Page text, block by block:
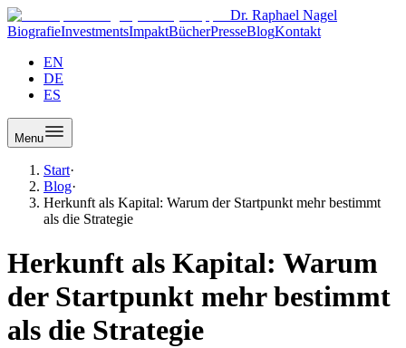
Dr. Raphael Nagel
BiografieInvestmentsImpaktBücherPresseBlogKontakt
EN
DE
ES
Menu
Start·
Blog·
Herkunft als Kapital: Warum der Startpunkt mehr bestimmt
als die Strategie
Herkunft als Kapital: Warum
der Startpunkt mehr bestimmt
als die Strategie